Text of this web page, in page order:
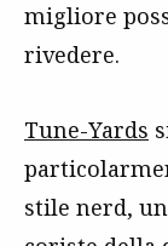
migliore
rivedere.
Tune-Yards
stile nerd,